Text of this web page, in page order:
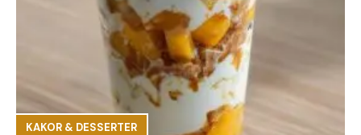
KAKOR & DESSERTER